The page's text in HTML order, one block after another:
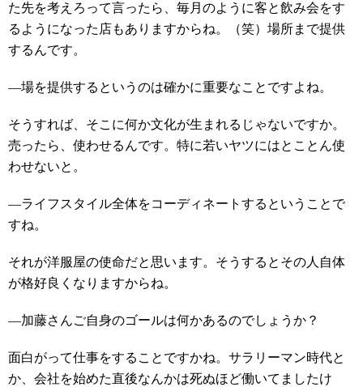
た先を考えろって言ったら、毎月のように客と飲み会をす
るようになった店もありますからね。（笑）場所まで提供
するんです。
―場を提供するというのは確かに重要なことですよね。
そうすれば、そこに何か文化が生まれるじゃないですか。
売ったら、使わせるんです。特に若いヤツにはとことん使
わせないと。
―ライフスタイル全体をコーディネートするということで
すね。
それが洋服屋の使命だと思います。そうするとその人自体
が格好良くなりますからね。
―加藤さんご自身のゴールは何かあるのでしょうか？
面白がって仕事をすることですかね。サラリーマン時代と
か、会社を始めた直後なんかは死ぬほど働いてましたけ